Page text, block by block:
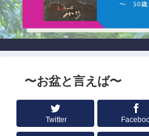
〜お盆と言えば〜
Twitter